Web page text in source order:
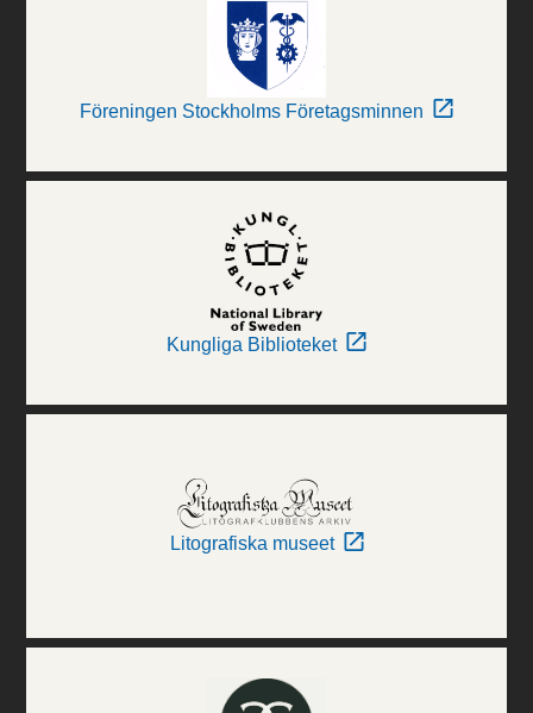
Föreningen Stockholms Företagsminnen
Kungliga Biblioteket
Litografiska museet